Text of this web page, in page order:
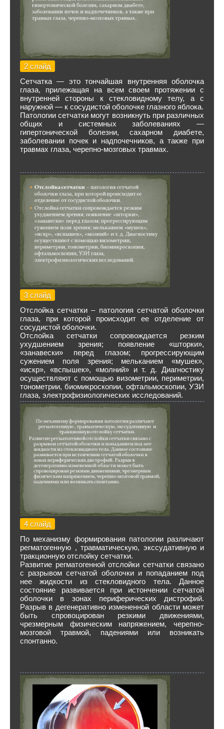
2 слайд
Сетчатка — это тончайшая внутренняя оболочка
глаза, прилежащая на всем своем протяжении с
внутренней стороны к стекловидному телу, а с
наружной — к сосудистой оболочке глазного яблока.
Патологии сетчатки могут возникнуть при различных
общих и системных заболеваниях —
гипертонической болезни, сахарном диабете,
заболевании почек и надпочечников, а также при
травмах глаза, черепно-мозговых травмах.
3 слайд
Отслойка сетчатки – патология сетчатой оболочки
глаза, при которой происходит ее отделение от
сосудистой оболочки.
Отслойка сетчатки сопровождается резким
ухудшением зрения; появление «шторки»,
«занавески» перед глазом; прогрессирующим
сужением поля зрения; мельканием «мушек»,
«искр», «вспышек», «молний» и т. д. Диагностику
осуществляют с помощью визометрии, периметрии,
тонометрии, биомикроскопии, офтальмоскопии, УЗИ
глаза, электрофизиологических исследований.
4 слайд
По механизму формирования патологии различают
регматогенную , травматическую, экссудативную и
тракционную отслойку сетчатки.
Развитие регматогенной отслойки сетчатки связано
с разрывом сетчатой оболочки и попаданием под
нее жидкости из стекловидного тела. Данное
состояние развивается при истончении сетчатой
оболочки в зонах периферических дистрофий.
Разрыв в дегенеративно измененной области может
быть спровоцирован резкими движениями,
чрезмерным физическим напряжением, черепно-
мозговой травмой, падениями или возникать
спонтанно.